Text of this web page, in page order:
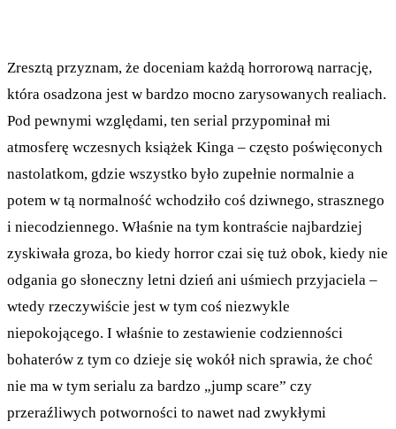
Zresztą przyznam, że doceniam każdą horrorową narrację,
która osadzona jest w bardzo mocno zarysowanych realiach.
Pod pewnymi względami, ten serial przypominał mi
atmosferę wczesnych książek Kinga – często poświęconych
nastolatkom, gdzie wszystko było zupełnie normalnie a
potem w tą normalność wchodziło coś dziwnego, strasznego
i niecodziennego. Właśnie na tym kontraście najbardziej
zyskiwała groza, bo kiedy horror czai się tuż obok, kiedy nie
odgania go słoneczny letni dzień ani uśmiech przyjaciela –
wtedy rzeczywiście jest w tym coś niezwykle
niepokojącego. I właśnie to zestawienie codzienności
bohaterów z tym co dzieje się wokół nich sprawia, że choć
nie ma w tym serialu za bardzo „jump scare” czy
przeraźliwych potworności to nawet nad zwykłymi